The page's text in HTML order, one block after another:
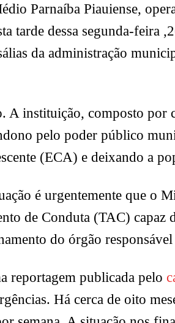
Parnaíba Piauiense,
tarde dessa segunda-feira
da administração
A instituição, composto por
pelo poder público
(ECA) e deixando a
é urgentemente que o
de Conduta (TAC) capaz
do órgão
reportagem publicada pelo
Há cerca de oito